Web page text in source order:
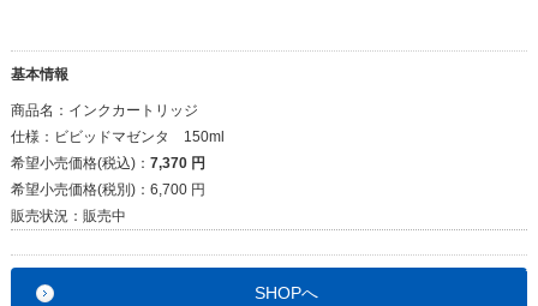
基本情報
商品名： インクカートリッジ
仕様： ビビッドマゼンタ 150ml
希望小売価格(税込)： 7,370 円
希望小売価格(税別)： 6,700 円
販売状況： 販売中
SHOPへ